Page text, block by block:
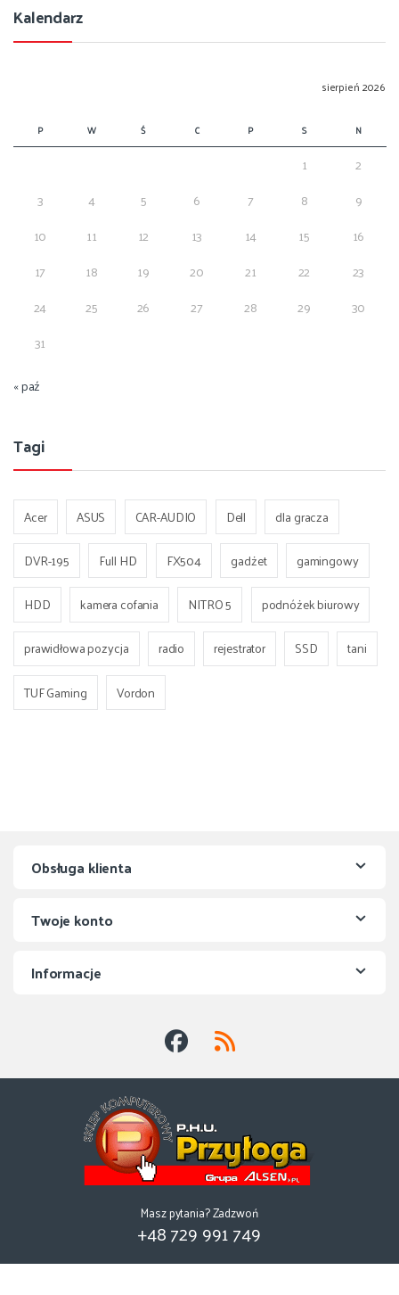
Kalendarz
sierpień 2026
P W Ś C P S N
1
2
3
4 5 6 7 8
9
10
11 12 13 14 15
16
17
18 19 20 21 22
23
24
25 26 27 28 29
30
31
« paź
Tagi
Acer ASUS CAR-AUDIO Dell
dla gracza
DVR-195
Full HD FX504 gadżet
gamingowy
HDD
kamera cofania NITRO 5
podnóżek biurowy
prawidłowa pozycja
radio rejestrator SSD
tani
TUF Gaming
Vordon
Obsługa klienta
Twoje konto
Informacje
Masz pytania? Zadzwoń
+48 729 991 749